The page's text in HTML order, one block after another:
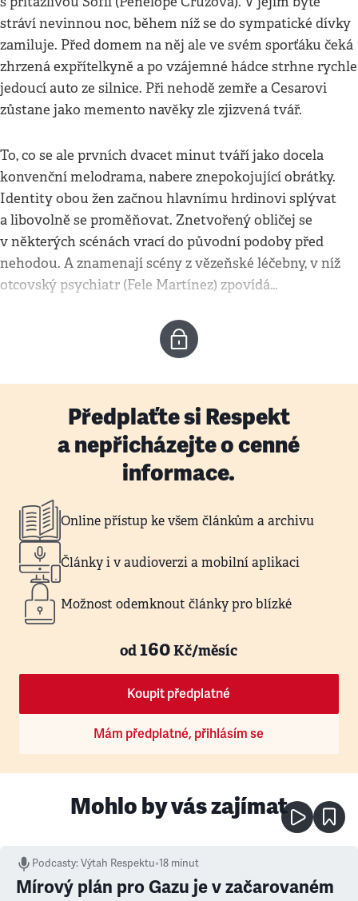
stráví nevinnou noc, během níž se do sympatické dívky
zamiluje. Před domem na něj ale ve svém sporťáku čeká
zhrzená expřítelkyně a po vzájemné hádce strhne rychle
jedoucí auto ze silnice. Při nehodě zemře a Cesarovi
zůstane jako memento navěky zle zjizvená tvář.
To, co se ale prvních dvacet minut tváří jako docela
konvenční melodrama, nabere znepokojující obrátky.
Identity obou žen začnou hlavnímu hrdinovi splývat
a libovolně se proměňovat. Znetvořený obličej se
v některých scénách vrací do původní podoby před
nehodou. A znamenají scény z vězeňské léčebny, v níž
otcovský psychiatr (Fele Martínez) zpovídá…
Předplaťte si Respekt
a nepřicházejte o cenné
informace.
Online přístup ke všem článkům a archivu
Články i v audioverzi a mobilní aplikaci
Možnost odemknout články pro blízké
od160Kč/měsíc
Koupit předplatné
Mám předplatné, přihlásím se
Mohlo by vás zajímat
Podcasty:Výtah Respektu•18 minut
Mírový plán pro Gazu je v začarovaném